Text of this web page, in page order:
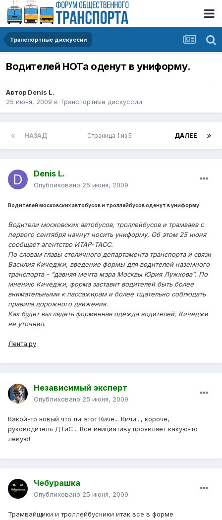
Транспортные дискуссии
Водителей НОТа оденут в униформу.
Автор Denis L.
25 июня, 2009 в Транспортные дискуссии
НАЗАД ДАЛЕЕ
Страница 1 из 5
Denis L.
Опубликовано 25 июня, 2009
Водителей московских автобусов и троллейбусов оденут в униформу
Водители московских автобусов, троллейбусов и трамваев с
первого сентября начнут носить униформу. Об этом 25 июня
сообщает агентство ИТАР-ТАСС.
По словам главы столичного департамента транспорта и связи
Василия Кичеджи, введение формы для водителей наземного
транспорта - "давняя мечта мэра Москвы Юрия Лужкова". По
мнению Кичеджи, форма заставит водителей быть более
внимательными к пассажирам и более тщательно соблюдать
правила дорожного движения.
Как будет выглядеть форменная одежда водителей, Кичеджи
не уточнил.
Лента.ру
Независимый эксперт
Опубликовано 25 июня, 2009
Какой-то новый что ли этот Киче... Кичи..., короче,
руководитель ДТиС... Всё инициативу проявляет какую-то
левую!
Чебурашка
Опубликовано 25 июня, 2009
Трамвайщики и троллейбусники итак все в форме